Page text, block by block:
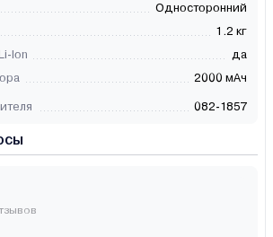
Односторонний
1.2 кг
Ion
да
2000 мАч
082-1857